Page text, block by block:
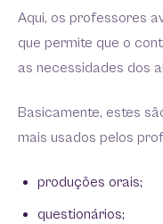
Aqui, os professores
que permite que o
as necessidades dos
Basicamente, estes
mais usados pelos
produções orais;
questionários;